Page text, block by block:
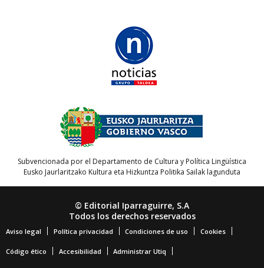
Subvencionada por el Departamento de Cultura y Política Lingüística
Eusko Jaurlaritzako Kultura eta Hizkuntza Politika Sailak lagunduta
© Editorial Iparraguirre, S.A
Todos los derechos reservados
Aviso legal Política privacidad Condiciones de uso Cookies
Código ético Accesibilidad Administrar Utiq